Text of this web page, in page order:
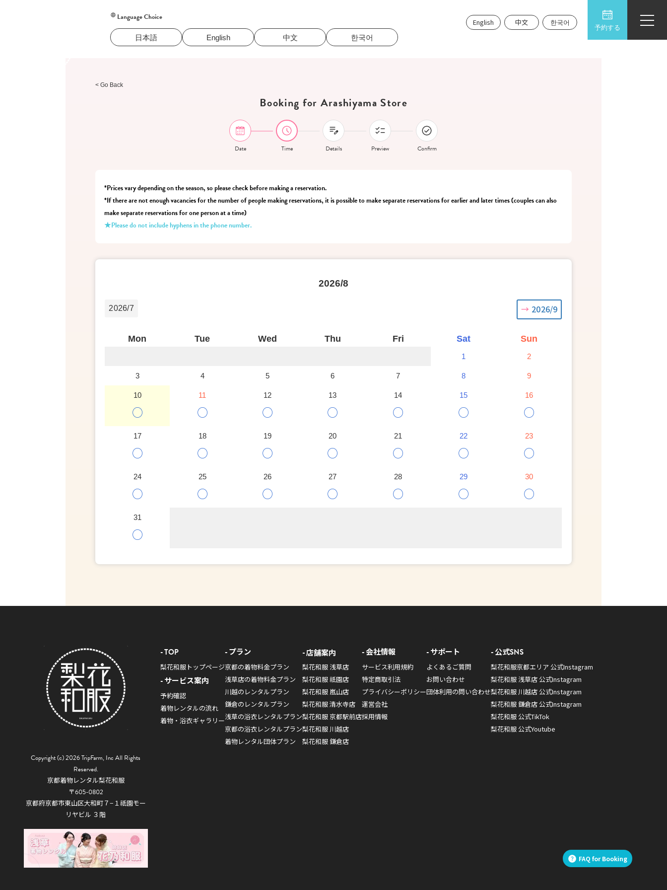
English 中文 한국어
予約する
Language Choice
日本語 English 中文 한국어
< Go Back
Booking for Arashiyama Store
Date Time Details Preview Confirm
*Prices vary depending on the season, so please check before making a reservation.
*If there are not enough vacancies for the number of people making reservations, it is possible to make separate reservations for earlier and later times (couples can also
make separate reservations for one person at a time)
★Please do not include hyphens in the phone number.
2026/8
2026/7 2026/9
Mon Tue Wed Thu Fri Sat Sun
1 2
3 4 5 6 7 8 9
10
○
11
○
12
○
13
○
14
○
15
○
16
○
17
○
18
○
19
○
20
○
21
○
22
○
23
○
24
○
25
○
26
○
27
○
28
○
29
○
30
○
31
○
FAQ for Booking
Copyright (c) 2026 TripFarm, Inc All Rights
Reserved.
京都着物レンタル梨花和服
〒605-0802
京都府京都市東山区大和町７−１祇園モー
リヤビル ３階
TOP
梨花和服トップページ
サービス案内
予約確認
着物レンタルの流れ
着物・浴衣ギャラリー
プラン
京都の着物料金プラン
浅草店の着物料金プラン
川越のレンタルプラン
鎌倉のレンタルプラン
浅草の浴衣レンタルプラン
京都の浴衣レンタルプラン
着物レンタル団体プラン
店舗案内
梨花和服 浅草店
梨花和服 祇園店
梨花和服 嵐山店
梨花和服 清水寺店
梨花和服 京都駅前店
梨花和服 川越店
梨花和服 鎌倉店
会社情報
サービス利用規約
特定商取引法
プライバシーポリシー
運営会社
採用情報
サポート
よくあるご質問
お問い合わせ
団体利用の問い合わせ
公式SNS
梨花和服京都エリア 公式Instagram
梨花和服 浅草店 公式Instagram
梨花和服 川越店 公式Instagram
梨花和服 鎌倉店 公式Instagram
梨花和服 公式TikTok
梨花和服 公式Youtube